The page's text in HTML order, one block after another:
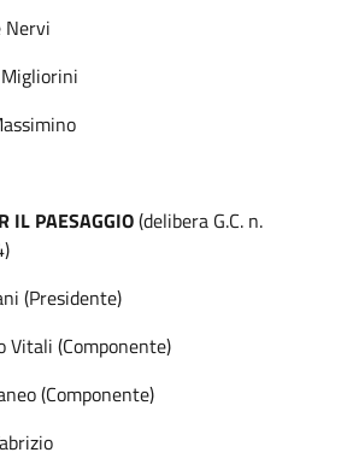
Nervi
IL PAESAGGIO(delibera G.C. n.
(Presidente)
Vitali (Componente)
(Componente)